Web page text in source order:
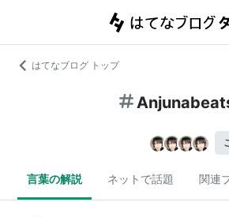
はてなブログ トップ
言葉の解説 ネットで話題 関連